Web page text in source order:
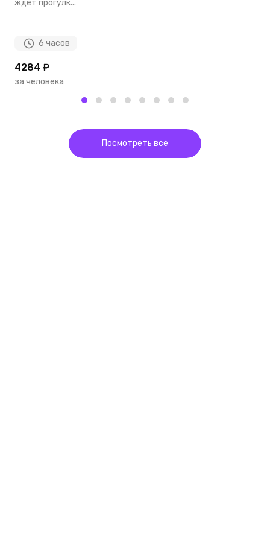
ждет прогулк...
6 часов
4284 ₽
за человека
Посмотреть все